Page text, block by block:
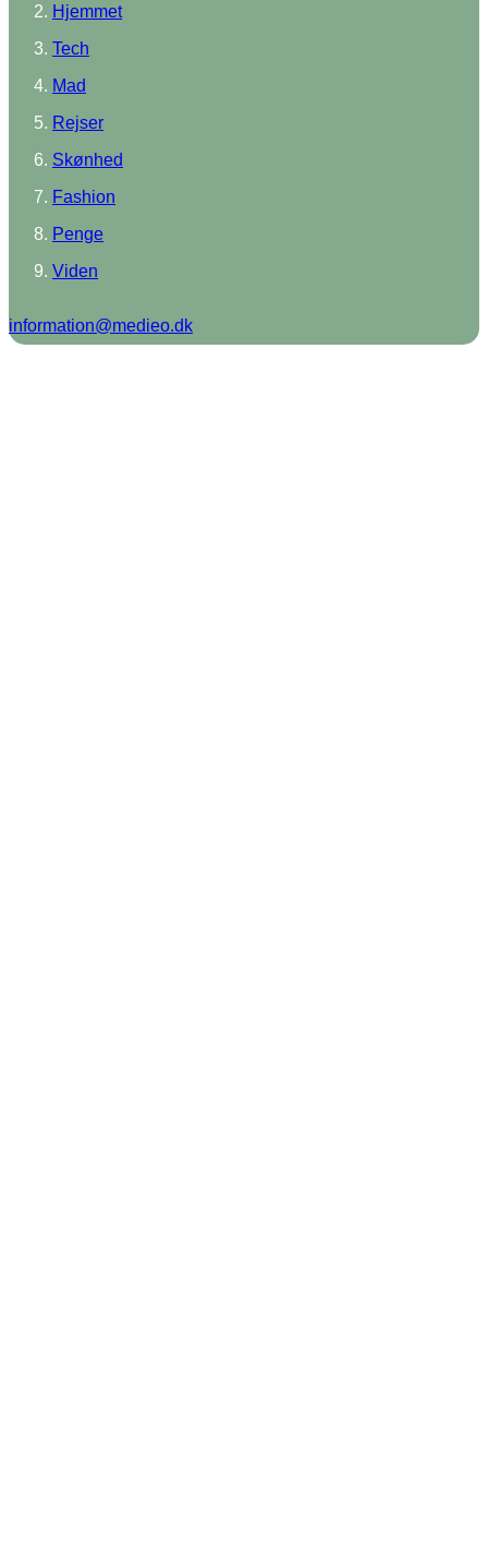
Hjemmet
Tech
Mad
Rejser
Skønhed
Fashion
Penge
Viden
information@medieo.dk